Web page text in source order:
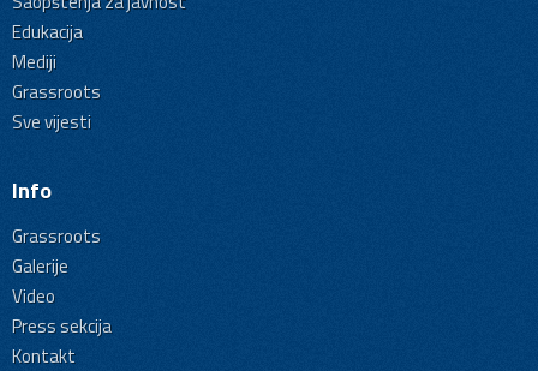
Edukacija
Mediji
Grassroots
Sve vijesti
Info
Grassroots
Galerije
Video
Press sekcija
Kontakt